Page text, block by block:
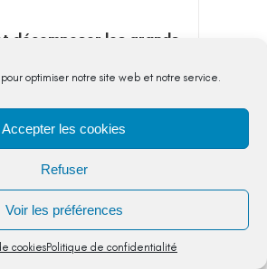
pour optimiser notre site web et notre service.
Accepter les cookies
Refuser
Voir les préférences
cookiesPolitique de confidentialité
décomposer les grands
,CM2
accompagner vos élèves
les grands nombres
des regroupements par
et appliquer les...